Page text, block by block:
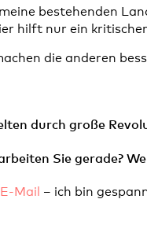
bestehenden
hilft nur ein
die anderen
durch große
Sie gerade?
Mail – ich bin